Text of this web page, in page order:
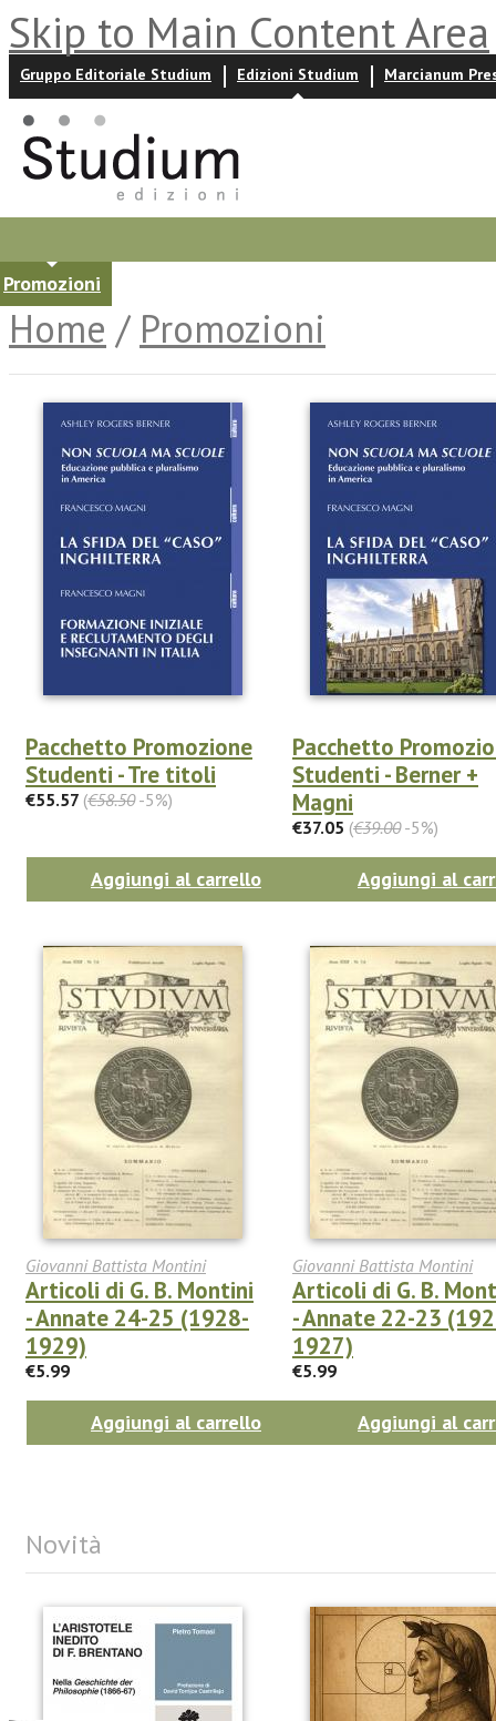
Skip to Main Content Area
Gruppo Editoriale Studium Edizioni Studium Marcianum
Promozioni
Home / Promozioni
Pacchetto Promozione
Studenti - Tre titoli
€55.57 (€58.50-5%)
Aggiungi al carrello
Pacchetto
Studenti - Berner +
Magni
€37.05 (€39.00-5%)
Aggiungi al
Giovanni Battista Montini
Articoli di G. B. Montini
- Annate 24-25 (1928-
1929)
€5.99
Aggiungi al carrello
Giovanni Battista Montini
Articoli di G. B.
- Annate 22-23
1927)
€5.99
Aggiungi al
Novità